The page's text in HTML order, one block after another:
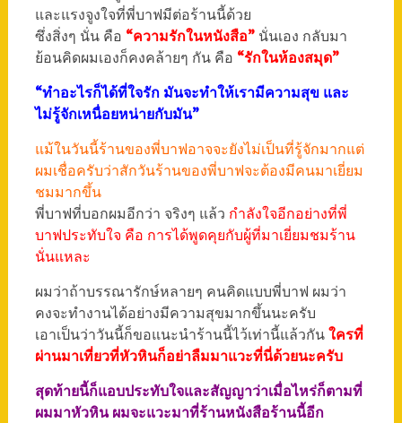
และแรงจูงใจที่พี่บาฟมีต่อร้านนี้ด้วย
ซึ่งสิ่งๆ นั่น คือ “ความรักในหนังสือ”นั่นเอง กลับมา
ย้อนคิดผมเองก็คงคล้ายๆ กัน คือ “รักในห้องสมุด”
“ทำอะไรก็ได้ที่ใจรัก มันจะทำให้เรามีความสุข และ
ไม่รู้จักเหนื่อยหน่ายกับมัน”
แม้ในวันนี้ร้านของพี่บาฟอาจจะยังไม่เป็นที่รู้จักมากแต่
ผมเชื่อครับว่าสักวันร้านของพี่บาฟจะต้องมีคนมาเยี่ยม
ชมมากขึ้น
พี่บาฟที่บอกผมอีกว่า จริงๆ แล้ว กำลังใจอีกอย่างที่พี่
บาฟประทับใจ คือ การได้พูดคุยกับผู้ที่มาเยี่ยมชมร้าน
นั่นแหละ
ผมว่าถ้าบรรณารักษ์หลายๆ คนคิดแบบพี่บาฟ ผมว่า
คงจะทำงานได้อย่างมีความสุขมากขึ้นนะครับ
เอาเป็นว่าวันนี้ก็ขอแนะนำร้านนี้ไว้เท่านี้แล้วกันใครที่
ผ่านมาเที่ยวที่หัวหินก็อย่าลืมมาแวะที่นี่ด้วยนะครับ
สุดท้ายนี้ก็แอบประทับใจและสัญญาว่าเมื่อไหร่ก็ตามที่
ผมมาหัวหิน ผมจะแวะมาที่ร้านหนังสือร้านนี้อีก